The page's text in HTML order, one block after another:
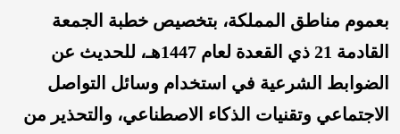
بعموم مناطق المملكة، بتخصيص خطبة الجمعة
القادمة 21 ذي القعدة لعام 1447هـ، للحديث عن
الضوابط الشرعية في استخدام وسائل التواصل
الاجتماعي وتقنيات الذكاء الاصطناعي، والتحذير من